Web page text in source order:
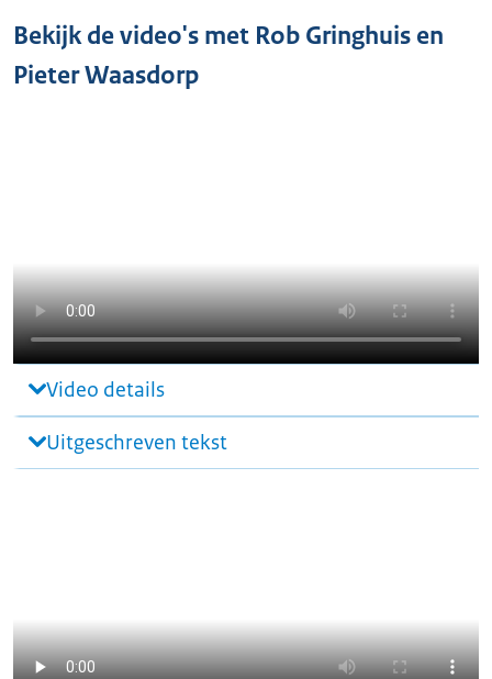
Bekijk de video's met Rob Gringhuis en
Pieter Waasdorp
Video details
Uitgeschreven tekst